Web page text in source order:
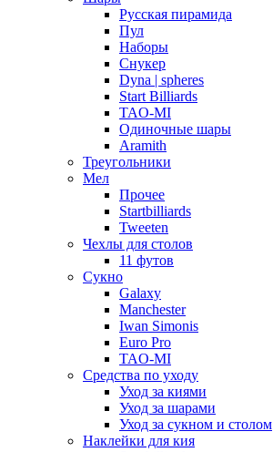
Русская пирамида
Пул
Наборы
Снукер
Dyna | spheres
Start Billiards
TAO-MI
Одиночные шары
Aramith
Треугольники
Мел
Прочее
Startbilliards
Tweeten
Чехлы для столов
11 футов
Сукно
Galaxy
Manchester
Iwan Simonis
Euro Pro
TAO-MI
Средства по уходу
Уход за киями
Уход за шарами
Уход за сукном и столом
Наклейки для кия